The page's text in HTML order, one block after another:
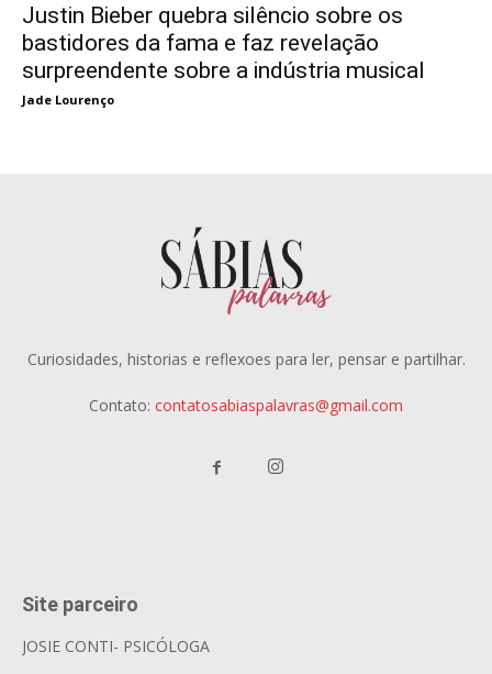
Justin Bieber quebra silêncio sobre os
bastidores da fama e faz revelação
surpreendente sobre a indústria musical
Jade Lourenço
Curiosidades, historias e reflexoes para ler, pensar e partilhar.
Contato: contatosabiaspalavras@gmail.com
Site parceiro
JOSIE CONTI- PSICÓLOGA